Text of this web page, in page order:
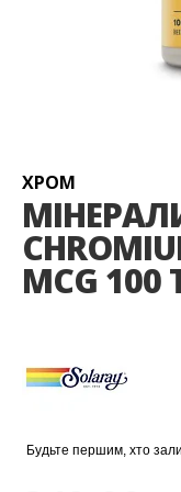
галереї
зображень
ХРОМ
MCG 100
Будьте першим, хто